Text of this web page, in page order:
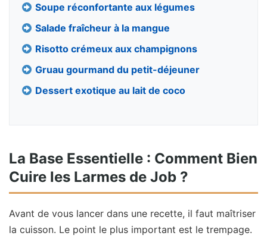
Soupe réconfortante aux légumes
Salade fraîcheur à la mangue
Risotto crémeux aux champignons
Gruau gourmand du petit-déjeuner
Dessert exotique au lait de coco
La Base Essentielle : Comment Bien
Cuire les Larmes de Job ?
Avant de vous lancer dans une recette, il faut maîtriser
la cuisson. Le point le plus important est le trempage.